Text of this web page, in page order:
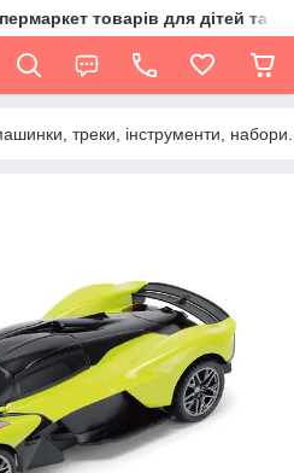
товарів для дітей та їх
треки, інструменти, набори.